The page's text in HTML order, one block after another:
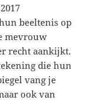
beeltenis op
mevrouw
recht aankijkt.
die hun
vang je
ook van